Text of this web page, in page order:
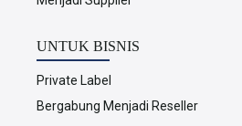
UNTUK BISNIS
Private Label
Bergabung Menjadi Reseller